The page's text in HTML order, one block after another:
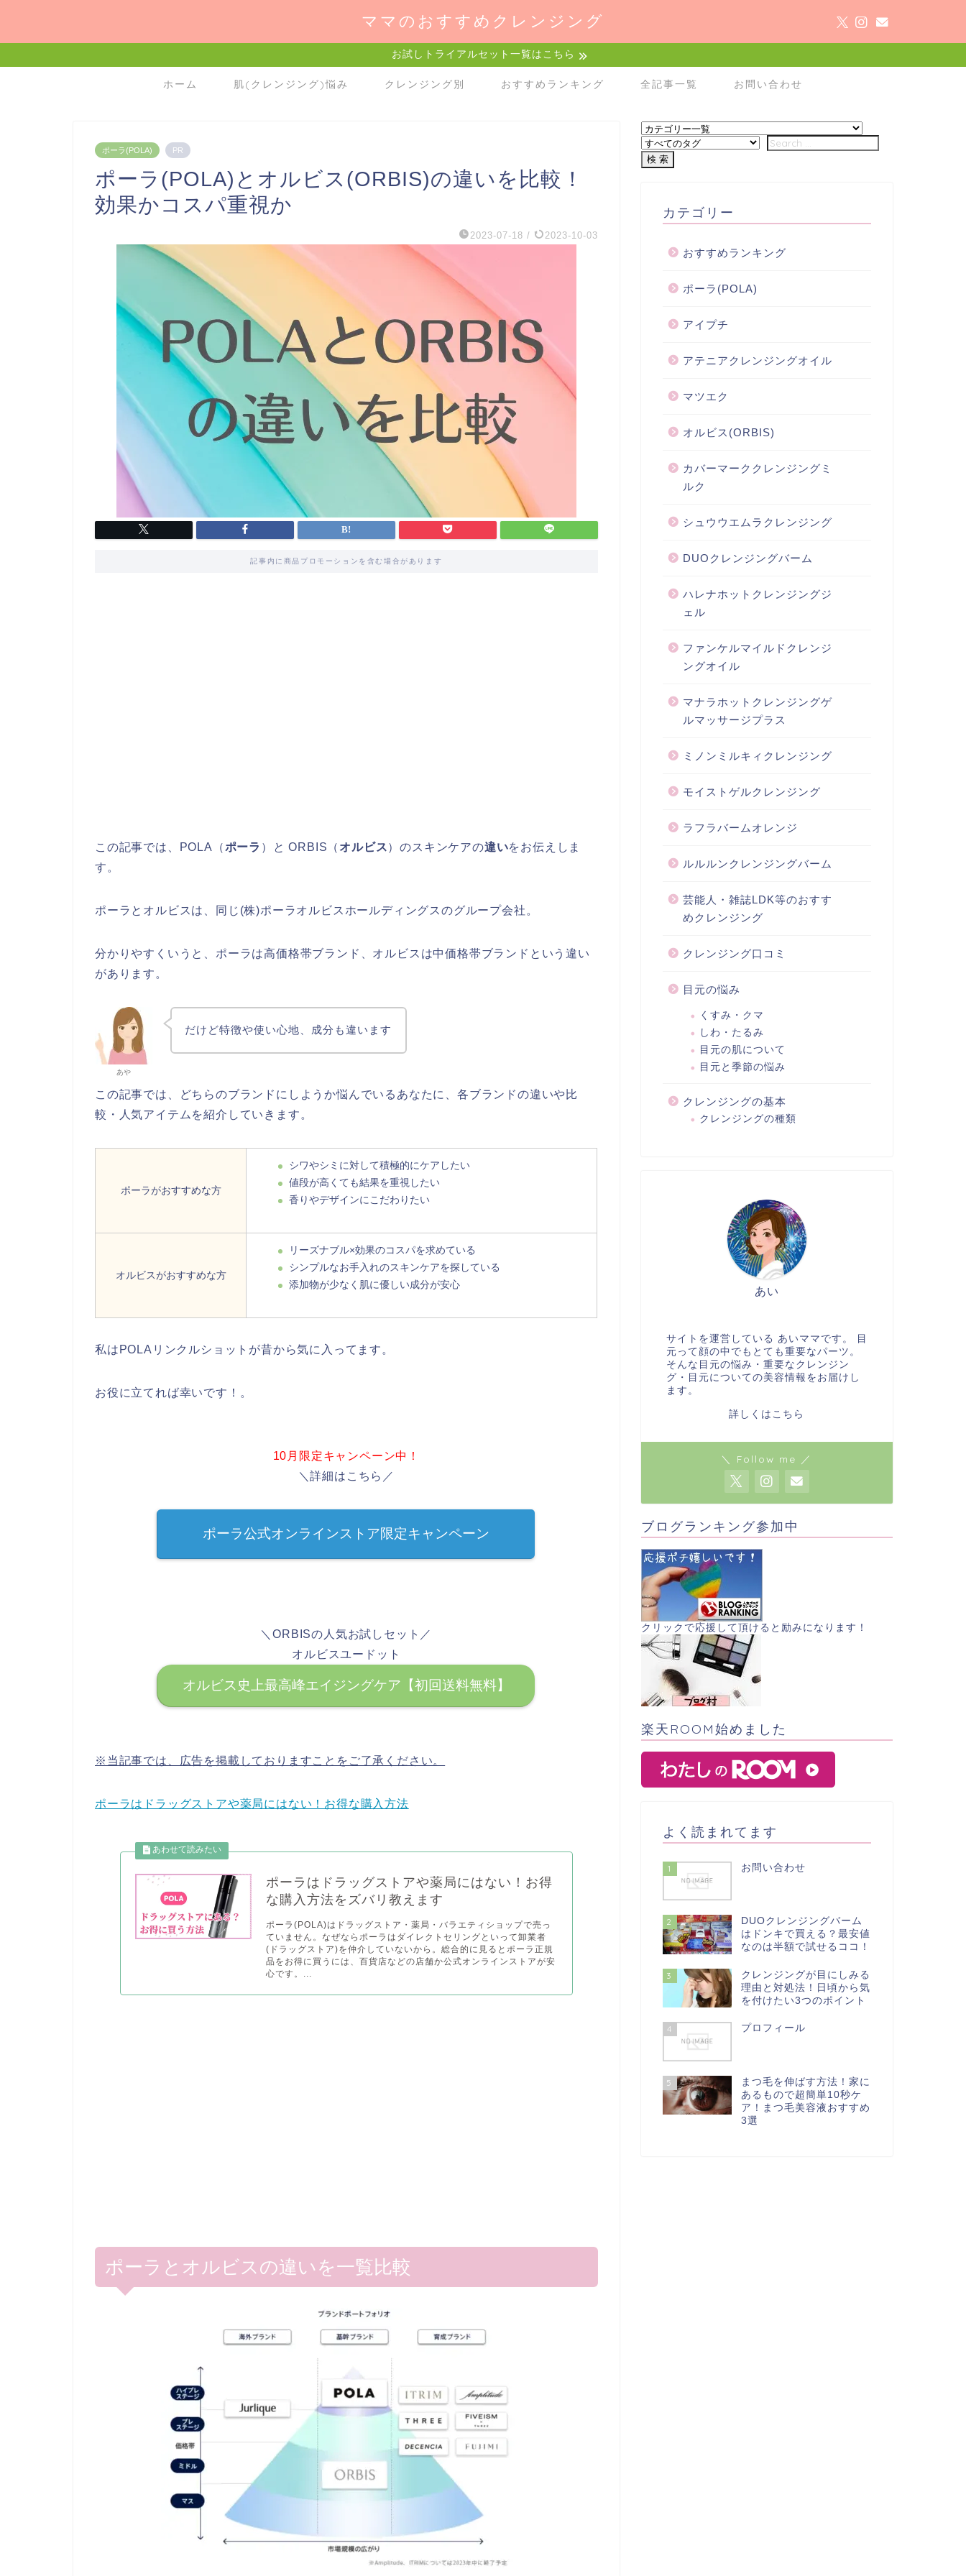
ママのおすすめクレンジング
お試しトライアルセット一覧はこちら
ホーム 肌(クレンジング)悩み クレンジング別 おすすめランキング 全記事一覧 お問い合わせ
ポーラ(POLA) PR
ポーラ(POLA)とオルビス(ORBIS)の違いを比較！
効果かコスパ重視か
2023-07-18 / 2023-10-03
記事内に商品プロモーションを含む場合があります
この記事では、POLA（ポーラ ）と ORBIS（ オルビス）のスキンケアの違いをお伝えしま
す。
ポーラとオルビスは、同じ(株)ポーラオルビスホールディングスのグループ会社。
分かりやすくいうと、ポーラは高価格帯ブランド、オルビスは中価格帯ブランドという違い
があります。
あや
だけど特徴や使い心地、成分も違います
この記事では、どちらのブランドにしようか悩んでいるあなたに、各ブランドの違いや比
較・人気アイテムを紹介していきます。
ポーラがおすすめな方
シワやシミに対して積極的にケアしたい
値段が高くても結果を重視したい
香りやデザインにこだわりたい
オルビスがおすすめな方
リーズナブル×効果のコスパを求めている
シンプルなお手入れのスキンケアを探している
添加物が少なく肌に優しい成分が安心
私はPOLAリンクルショットが昔から気に入ってます。
お役に立てれば幸いです！。
10月限定キャンペーン中！
＼詳細はこちら／
ポーラ公式オンラインストア限定キャンペーン
＼ORBISの人気お試しセット／
オルビスユードット
オルビス史上最高峰エイジングケア【初回送料無料】
※当記事では、広告を掲載しておりますことをご了承ください。
ポーラはドラッグストアや薬局にはない！お得な購入方法
ポーラはドラッグストアや薬局にはない！お得
な購入方法をズバリ教えます
ポーラ(POLA)はドラッグストア・薬局・バラエティショップで売っ
ていません。なぜならポーラはダイレクトセリングといって卸業者
(ドラッグストア)を仲介していないから。総合的に見るとポーラ正規
品をお得に買うには、百貨店などの店舗か公式オンラインストアが安
心です。...
ポーラとオルビスの違いを一覧比較
カテゴリー
おすすめランキング
ポーラ(POLA)
アイプチ
アテニアクレンジングオイル
マツエク
オルビス(ORBIS)
カバーマーククレンジングミ
ルク
シュウウエムラクレンジング
DUOクレンジングバーム
ハレナホットクレンジングジ
ェル
ファンケルマイルドクレンジ
ングオイル
マナラホットクレンジングゲ
ルマッサージプラス
ミノンミルキィクレンジング
モイストゲルクレンジング
ラフラバームオレンジ
ルルルンクレンジングバーム
芸能人・雑誌LDK等のおすす
めクレンジング
クレンジング口コミ
目元の悩み
くすみ・クマ
しわ・たるみ
目元の肌について
目元と季節の悩み
クレンジングの基本
クレンジングの種類
あい
サイトを運営している あいママです。 目
元って顔の中でもとても重要なパーツ。
そんな目元の悩み・重要なクレンジン
グ・目元についての美容情報をお届けし
ます。
詳しくはこちら
＼ Follow me ／
ブログランキング参加中
クリックで応援して頂けると励みになります！
楽天ROOM始めました
よく読まれてます
1 お問い合わせ
2
DUOクレンジングバーム
はドンキで買える？最安値
なのは半額で試せるココ！
3
クレンジングが目にしみる
理由と対処法！日頃から気
を付けたい3つのポイント
4 プロフィール
5
まつ毛を伸ばす方法！家に
あるもので超簡単10秒ケ
ア！まつ毛美容液おすすめ
3選